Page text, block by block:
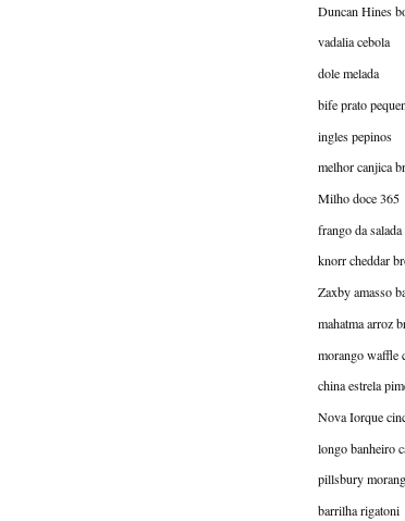
Duncan Hines
vadalia cebola
dole melada
bife prato
ingles pepinos
melhor canjica
Milho doce 365
frango da
knorr cheddar
Zaxby amasso
mahatma arroz
morango waffle
china estrela
Nova Iorque
longo banheiro
pillsbury
barrilha rigatoni